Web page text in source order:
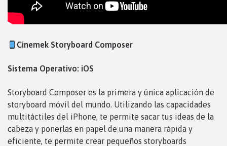
Cinemek Storyboard Composer
Sistema Operativo: iOS
Storyboard Composer es la primera y única aplicación de
storyboard móvil del mundo. Utilizando las capacidades
multitáctiles del iPhone, te permite sacar tus ideas de la
cabeza y ponerlas en papel de una manera rápida y
eficiente, te permite crear pequeños storyboards